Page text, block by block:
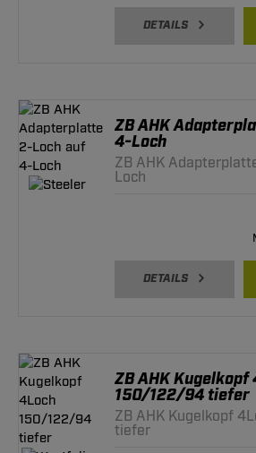
DETAILS
ZB AHK
4-Loch
ZB AHK
Loch
DETAILS
ZB AHK Kugelkopf
150/122/94 tiefer
ZB AHK Kugelkopf
tiefer